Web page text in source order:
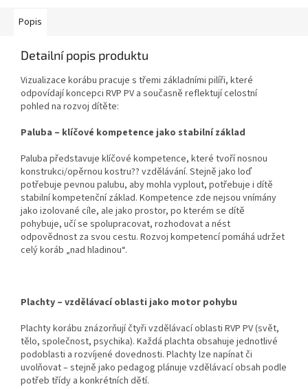
Popis
Detailní popis produktu
Vizualizace korábu pracuje s třemi základními pilíři, které
odpovídají koncepci RVP PV a současně reflektují celostní
pohled na rozvoj dítěte:
Paluba – klíčové kompetence jako stabilní základ
Paluba představuje klíčové kompetence, které tvoří nosnou
konstrukci/opěrnou kostru?? vzdělávání. Stejně jako loď
potřebuje pevnou palubu, aby mohla vyplout, potřebuje i dítě
stabilní kompetenční základ. Kompetence zde nejsou vnímány
jako izolované cíle, ale jako prostor, po kterém se dítě
pohybuje, učí se spolupracovat, rozhodovat a nést
odpovědnost za svou cestu. Rozvoj kompetencí pomáhá udržet
celý koráb „nad hladinou“.
Plachty – vzdělávací oblasti jako motor pohybu
Plachty korábu znázorňují čtyři vzdělávací oblasti RVP PV (svět,
tělo, společnost, psychika). Každá plachta obsahuje jednotlivé
podoblasti a rozvíjené dovednosti. Plachty lze napínat či
uvolňovat – stejně jako pedagog plánuje vzdělávací obsah podle
potřeb třídy a konkrétních dětí.